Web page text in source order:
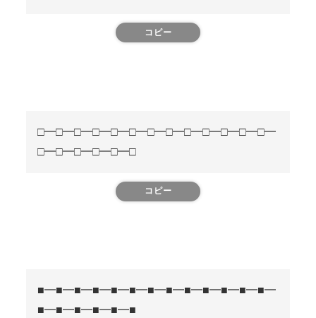
コピー
□━□━□━□━□━□━□━□━□━□━□━□━□━
□━□━□━□━□━□
コピー
■━■━■━■━■━■━■━■━■━■━■━■━■━
■━■━■━■━■━■